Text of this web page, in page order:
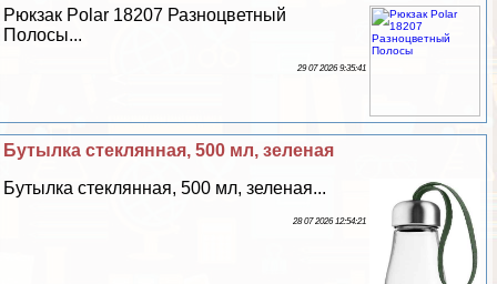
Рюкзак Polar 18207 Разноцветный
Полосы...
29 07 2026 9:35:41
Бутылка стеклянная, 500 мл, зеленая
Бутылка стеклянная, 500 мл, зеленая...
28 07 2026 12:54:21